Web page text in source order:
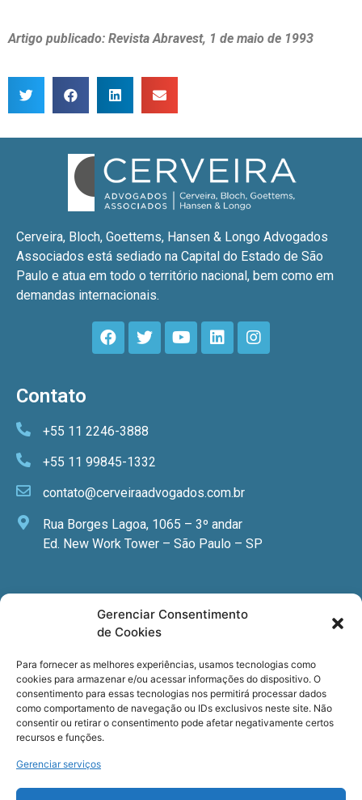
Gerenciar Consentimento
de Cookies
Para fornecer as melhores experiências, usamos tecnologias como
cookies para armazenar e/ou acessar informações do dispositivo. O
consentimento para essas tecnologias nos permitirá processar dados
como comportamento de navegação ou IDs exclusivos neste site. Não
consentir ou retirar o consentimento pode afetar negativamente certos
recursos e funções.
Gerenciar serviços
Artigo publicado: Revista Abravest, 1 de maio de 1993
Cerveira, Bloch, Goettems, Hansen & Longo Advogados
Associados está sediado na Capital do Estado de São
Paulo e atua em todo o território nacional, bem como em
demandas internacionais.
Contato
+55 11 2246-3888
+55 11 99845-1332
contato@cerveiraadvogados.com.br
Rua Borges Lagoa, 1065 – 3º andar
Ed. New Work Tower – São Paulo – SP
Newsletter
Quer receber nossa newsletter com notícias
especializadas, cursos e eventos?
Registre seu email.
Termos de usoe aPolítica de privacidade